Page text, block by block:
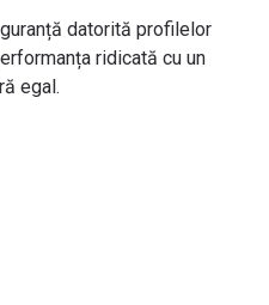
datorită profilelor
ridicată cu un
egal.